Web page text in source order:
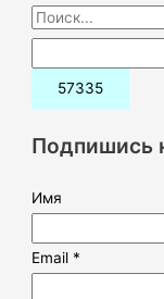
П
о
и
:Подпишись
Имя
Email *